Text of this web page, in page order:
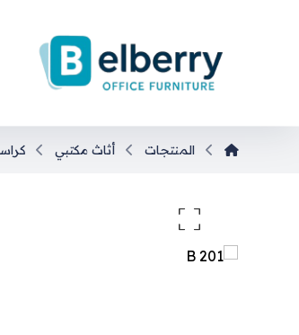
المنتجات أثاث مكتبي